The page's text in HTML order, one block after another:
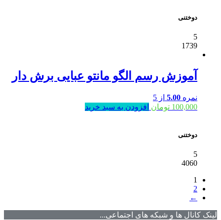
دوختنی
5
1739
آموزش رسم الگو مانتو عبایی برش دار
نمره 5.00 از 5
100,000 تومان افزودن به سبد خرید
دوختنی
5
4060
1
2
←
لینک کانال ها و شبکه های اجتماعی...